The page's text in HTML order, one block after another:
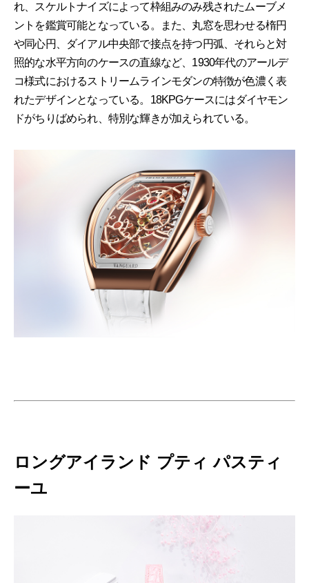
れ、スケルトナイズによって枠組みのみ残されたムーブメ
ントを鑑賞可能となっている。また、丸窓を思わせる楕円
や同心円、ダイアル中央部で接点を持つ円弧、それらと対
照的な水平方向のケースの直線など、1930年代のアールデ
コ様式におけるストリームラインモダンの特徴が色濃く表
れたデザインとなっている。18KPGケースにはダイヤモン
ドがちりばめられ、特別な輝きが加えられている。
ロングアイランド プティ パスティ
ーユ